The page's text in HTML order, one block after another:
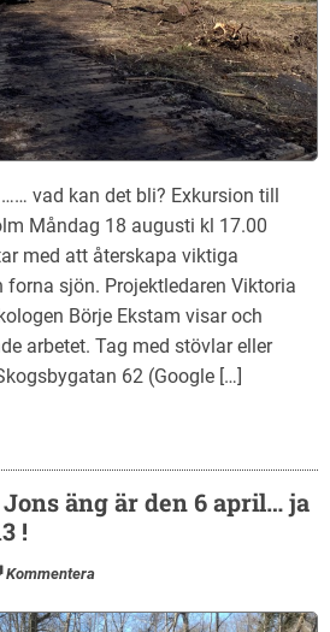
vad kan det bli? Exkursion till
Måndag 18 augusti kl 17.00
med att återskapa viktiga
sjön. Projektledaren Viktoria
Börje Ekstam visar och
arbetet. Tag med stövlar eller
62 (Google […]
äng är den 6 april… ja
!
Kommentera